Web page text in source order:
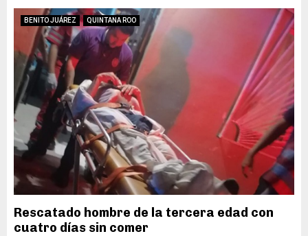
BENITO JUÁREZ QUINTANA ROO
Rescatado hombre de la tercera edad con
cuatro días sin comer